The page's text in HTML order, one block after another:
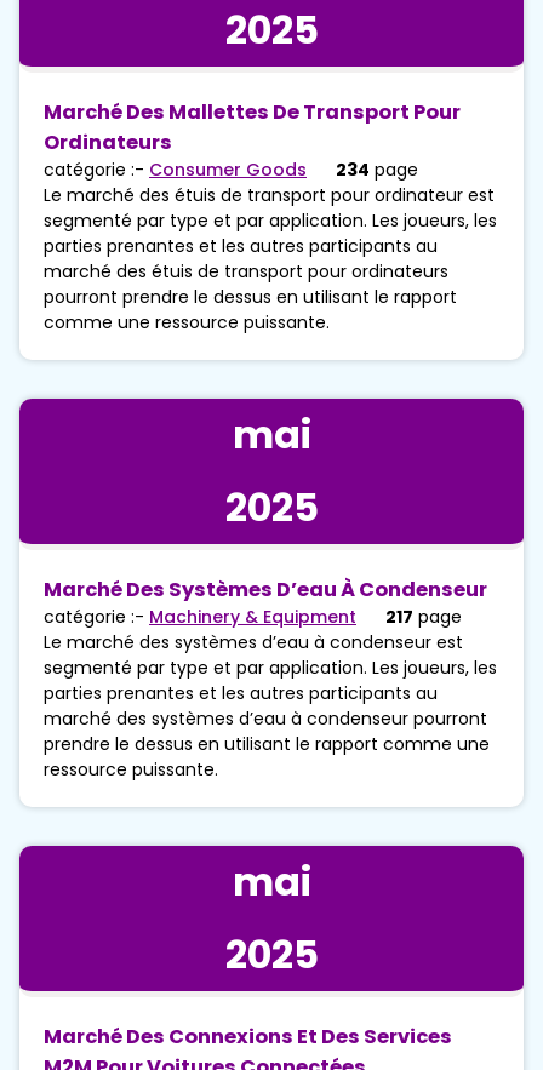
2025
Marché Des Mallettes De Transport Pour
Ordinateurs
catégorie :- Consumer Goods 234 page
Le marché des étuis de transport pour ordinateur est
segmenté par type et par application. Les joueurs, les
parties prenantes et les autres participants au
marché des étuis de transport pour ordinateurs
pourront prendre le dessus en utilisant le rapport
comme une ressource puissante.
mai
2025
Marché Des Systèmes D’eau À Condenseur
catégorie :- Machinery & Equipment 217 page
Le marché des systèmes d’eau à condenseur est
segmenté par type et par application. Les joueurs, les
parties prenantes et les autres participants au
marché des systèmes d’eau à condenseur pourront
prendre le dessus en utilisant le rapport comme une
ressource puissante.
mai
2025
Marché Des Connexions Et Des Services